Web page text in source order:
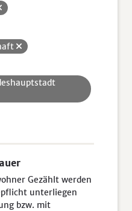
Gezählt werden
unterliegen
bzw. mit